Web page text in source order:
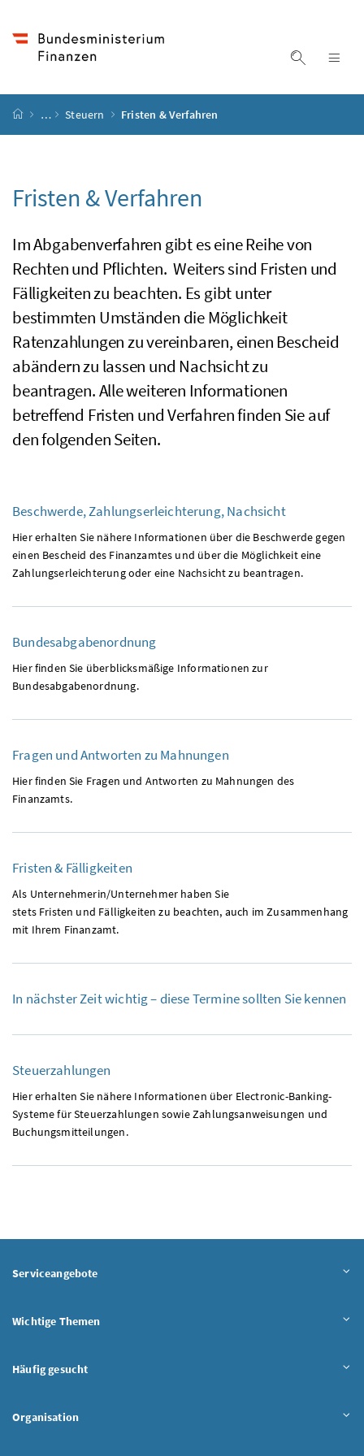
Suche
Startseite
… Steuern Fristen & Verfahren
Fristen & Verfahren
Im Abgabenverfahren gibt es eine Reihe von
Rechten und Pflichten. Weiters sind Fristen und
Fälligkeiten zu beachten. Es gibt unter
bestimmten Umständen die Möglichkeit
Ratenzahlungen zu vereinbaren, einen Bescheid
abändern zu lassen und Nachsicht zu
beantragen. Alle weiteren Informationen
betreffend Fristen und Verfahren finden Sie auf
den folgenden Seiten.
Beschwerde, Zahlungserleichterung, Nachsicht
Hier erhalten Sie nähere Informationen über die Beschwerde gegen
einen Bescheid des Finanzamtes und über die Möglichkeit eine
Zahlungserleichterung oder eine Nachsicht zu beantragen.
Bundesabgabenordnung
Hier finden Sie überblicksmäßige Informationen zur
Bundesabgabenordnung.
Fragen und Antworten zu Mahnungen
Hier finden Sie Fragen und Antworten zu Mahnungen des
Finanzamts.
Fristen & Fälligkeiten
Als Unternehmerin/Unternehmer haben Sie
stets Fristen und Fälligkeiten zu beachten, auch im Zusammenhang
mit Ihrem Finanzamt.
In nächster Zeit wichtig – diese Termine sollten Sie kennen
Steuerzahlungen
Hier erhalten Sie nähere Informationen über Electronic-Banking-
Systeme für Steuerzahlungen sowie Zahlungsanweisungen und
Buchungsmitteilungen.
Serviceangebote
Wichtige Themen
Häufig gesucht
Organisation